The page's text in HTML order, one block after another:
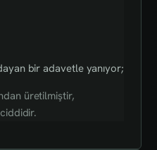
bir adavetle yanıyor;
üretilmiştir,